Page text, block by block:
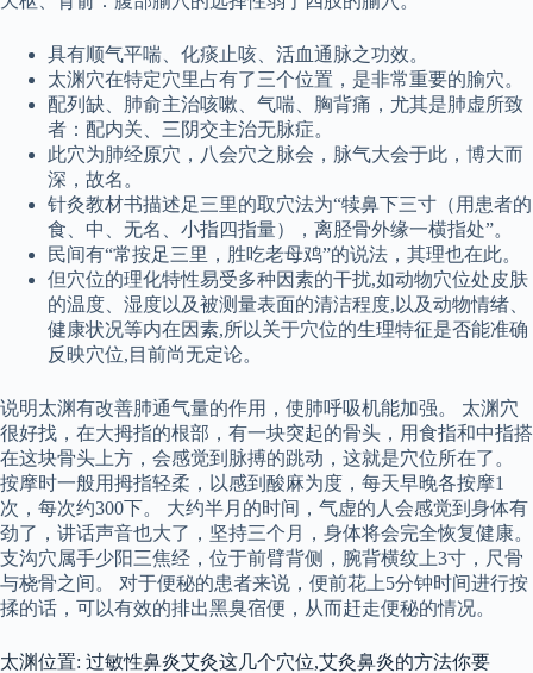
具有顺气平喘、化痰止咳、活血通脉之功效。
太渊穴在特定穴里占有了三个位置，是非常重要的腧穴。
配列缺、肺俞主治咳嗽、气喘、胸背痛，尤其是肺虚所致
者：配内关、三阴交主治无脉症。
此穴为肺经原穴，八会穴之脉会，脉气大会于此，博大而
深，故名。
针灸教材书描述足三里的取穴法为“犊鼻下三寸（用患者的
食、中、无名、小指四指量），离胫骨外缘一横指处”。
民间有“常按足三里，胜吃老母鸡”的说法，其理也在此。
但穴位的理化特性易受多种因素的干扰,如动物穴位处皮肤
的温度、湿度以及被测量表面的清洁程度,以及动物情绪、
健康状况等内在因素,所以关于穴位的生理特征是否能准确
反映穴位,目前尚无定论。
说明太渊有改善肺通气量的作用，使肺呼吸机能加强。 太渊穴
很好找，在大拇指的根部，有一块突起的骨头，用食指和中指搭
在这块骨头上方，会感觉到脉搏的跳动，这就是穴位所在了。
按摩时一般用拇指轻柔，以感到酸麻为度，每天早晚各按摩1
次，每次约300下。 大约半月的时间，气虚的人会感觉到身体有
劲了，讲话声音也大了，坚持三个月，身体将会完全恢复健康。
支沟穴属手少阳三焦经，位于前臂背侧，腕背横纹上3寸，尺骨
与桡骨之间。 对于便秘的患者来说，便前花上5分钟时间进行按
揉的话，可以有效的排出黑臭宿便，从而赶走便秘的情况。
太渊位置: 过敏性鼻炎艾灸这几个穴位,艾灸鼻炎的方法你要